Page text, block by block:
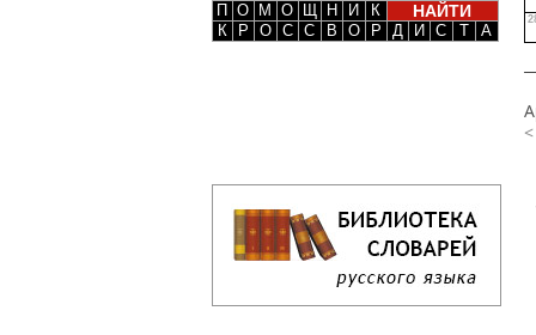
П О М О Щ Н И
К
К
Р О С С В О Р Д И С Т А
<